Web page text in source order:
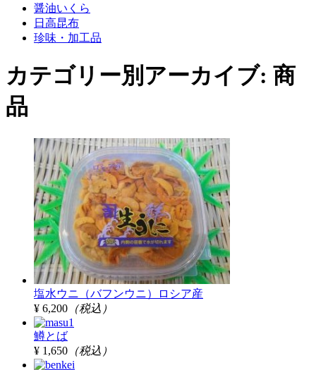
醤油いくら
日高昆布
珍味・加工品
カテゴリー別アーカイブ: 商
品
塩水ウニ（バフンウニ）ロシア産
¥ 6,200 （税込）
鱒とば
¥ 1,650 （税込）